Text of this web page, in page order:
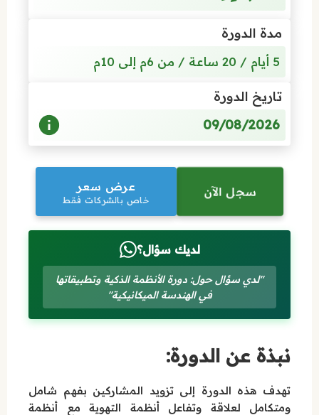
مدة الدورة
5 أيام / 20 ساعة / من 6م إلى 10م
تاريخ الدورة
09/08/2026
سجل الآن عرض سعر
خاص بالشركات فقط
لديك سؤال؟
"لدي سؤال حول: دورة الأنظمة الذكية وتطبيقاتها
في الهندسة الميكانيكية"
نبذة عن الدورة:
تهدف هذه الدورة إلى تزويد المشاركين بفهم شامل
ومتكامل لعلاقة وتفاعل أنظمة التهوية مع أنظمة